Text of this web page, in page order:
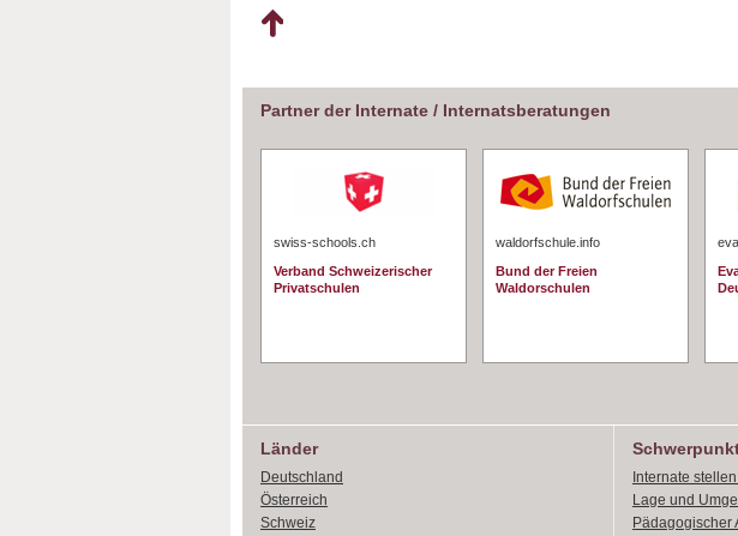
Partner der Internate / Internatsberatungen
swiss-schools.ch
Verband Schweizerischer
Privatschulen
waldorfschule.info
Bund der Freien
Waldorschulen
Länder
Deutschland
Österreich
Schweiz
Internate
Lage und
Pädagogischer